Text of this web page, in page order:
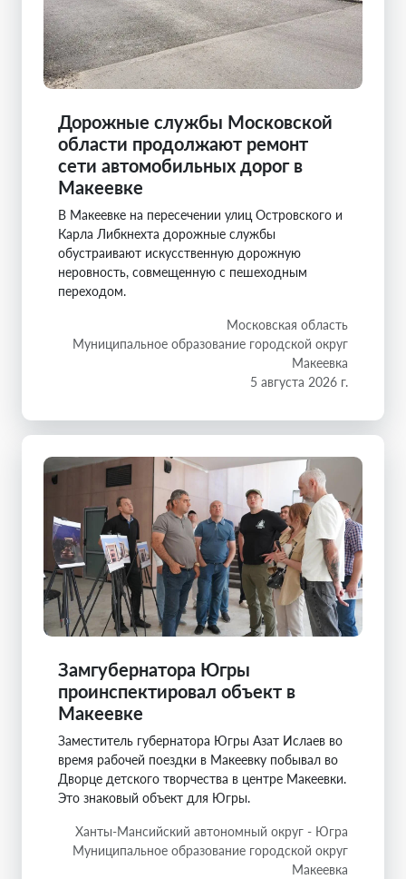
Дорожные службы Московской
области продолжают ремонт
сети автомобильных дорог в
Макеевке
В Макеевке на пересечении улиц Островского и
Карла Либкнехта дорожные службы
обустраивают искусственную дорожную
неровность, совмещенную с пешеходным
переходом.
Московская область
Муниципальное образование городской округ
Макеевка
5 августа 2026 г.
Замгубернатора Югры
проинспектировал объект в
Макеевке
Заместитель губернатора Югры Азат Ислаев во
время рабочей поездки в Макеевку побывал во
Дворце детского творчества в центре Макеевки.
Это знаковый объект для Югры.
Ханты-Мансийский автономный округ - Югра
Муниципальное образование городской округ
Макеевка